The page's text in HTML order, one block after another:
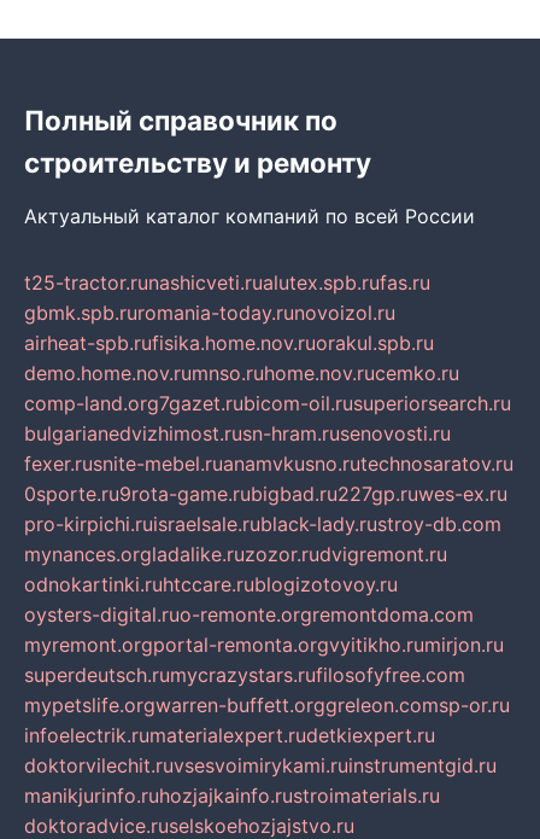
Полный справочник по
строительству и ремонту
Актуальный каталог компаний по всей России
t25-tractor.runashicveti.rualutex.spb.rufas.ru
gbmk.spb.ruromania-today.runovoizol.ru
airheat-spb.rufisika.home.nov.ruorakul.spb.ru
demo.home.nov.rumnso.ruhome.nov.rucemko.ru
comp-land.org7gazet.rubicom-oil.rusuperiorsearch.ru
bulgarianedvizhimost.rusn-hram.rusenovosti.ru
fexer.rusnite-mebel.ruanamvkusno.rutechnosaratov.ru
0sporte.ru9rota-game.rubigbad.ru227gp.ruwes-ex.ru
pro-kirpichi.ruisraelsale.rublack-lady.rustroy-db.com
mynances.orgladalike.ruzozor.rudvigremont.ru
odnokartinki.ruhtccare.rublogizotovoy.ru
oysters-digital.ruo-remonte.orgremontdoma.com
myremont.orgportal-remonta.orgvyitikho.rumirjon.ru
superdeutsch.rumycrazystars.rufilosofyfree.com
mypetslife.orgwarren-buffett.orggreleon.comsp-or.ru
infoelectrik.rumaterialexpert.rudetkiexpert.ru
doktorvilechit.ruvsesvoimirykami.ruinstrumentgid.ru
manikjurinfo.ruhozjajkainfo.rustroimaterials.ru
doktoradvice.ruselskoehozjajstvo.ru